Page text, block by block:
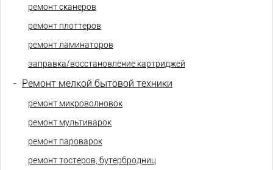
ремонт сканеров
ремонт плоттеров
ремонт ламинаторов
заправка/восстановление картриджей
- Ремонт мелкой бытовой техники
ремонт микроволновок
ремонт мультиварок
ремонт пароварок
ремонт тостеров, бутербродниц